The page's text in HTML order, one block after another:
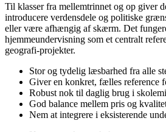
Til klasser fra mellemtrinnet og op giver
introducere verdensdele og politiske
eller være afhængig af skærm. Det
hjemmeundervisning som et centralt
geografi-projekter.
Stor og tydelig læsbarhed fra alle
Giver en konkret, fælles reference
Robust nok til daglig brug i
God balance mellem pris og
Nem at integrere i eksisterende